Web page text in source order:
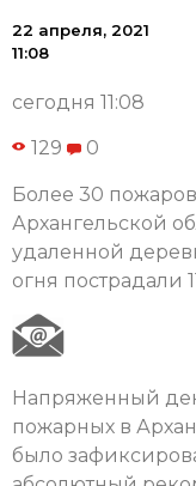
22 апреля, 2021
11:08
сегодня 11:08
129 0
Более 30
Архангельской
удаленной
огня пострадали
Напряженный
пожарных в
было